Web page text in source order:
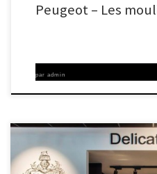
Peugeot – Les
par admin